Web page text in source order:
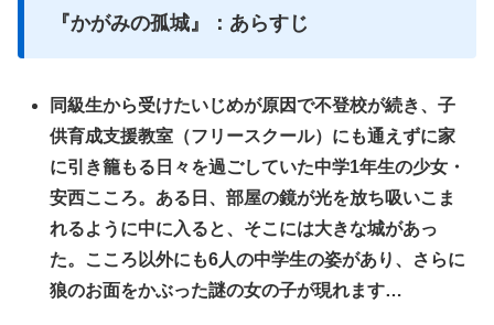
『かがみの孤城』：あらすじ
同級生から受けたいじめが原因で不登校が続き、子
供育成支援教室（フリースクール）にも通えずに家
に引き籠もる日々を過ごしていた中学1年生の少女・
安西こころ。ある日、部屋の鏡が光を放ち吸いこま
れるように中に入ると、そこには大きな城があっ
た。こころ以外にも6人の中学生の姿があり、さらに
狼のお面をかぶった謎の女の子が現れます…